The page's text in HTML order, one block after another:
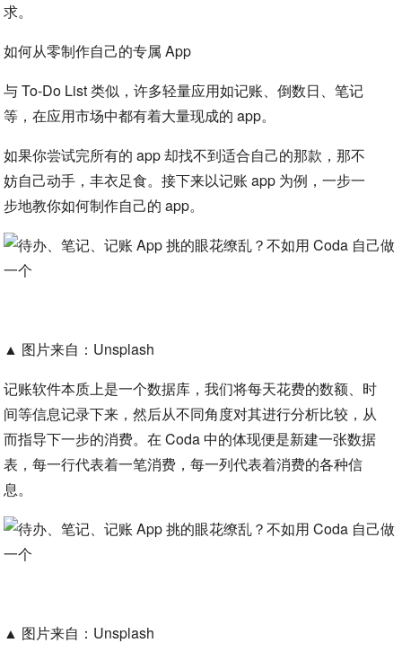
求。
如何从零制作自己的专属 App
与 To-Do List 类似，许多轻量应用如记账、倒数日、笔记
等，在应用市场中都有着大量现成的 app。
如果你尝试完所有的 app 却找不到适合自己的那款，那不
妨自己动手，丰衣足食。接下来以记账 app 为例，一步一
步地教你如何制作自己的 app。
▲ 图片来自：Unsplash
记账软件本质上是一个数据库，我们将每天花费的数额、时
间等信息记录下来，然后从不同角度对其进行分析比较，从
而指导下一步的消费。在 Coda 中的体现便是新建一张数据
表，每一行代表着一笔消费，每一列代表着消费的各种信
息。
▲ 图片来自：Unsplash